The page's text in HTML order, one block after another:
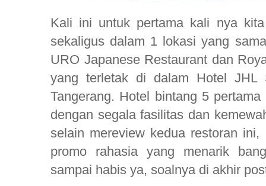
Kali ini untuk pertama kali nya
sekaligus dalam 1 lokasi yang
URO Japanese Restaurant dan
yang terletak di dalam Hotel JHL
Tangerang. Hotel bintang 5
dengan segala fasilitas dan
selain mereview kedua restoran
promo rahasia yang menarik
sampai habis ya, soalnya di akhir